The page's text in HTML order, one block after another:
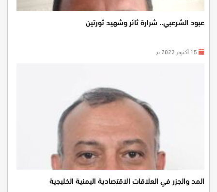
عبود الشرعبي.. شرارة ثائر وشهيد ثورتين
المد والجزر في العلاقات الاقتصادية اليمنية الخليجية